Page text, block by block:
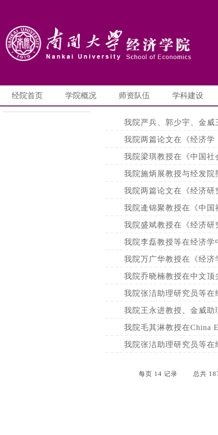
经院首页 学院概况 师资队伍 学科建设
我院严兵、郭少宇、金
我院两篇论文在《经济
我院梁琪教授在《中国社
我院施炳展教授与经发
我院两篇论文在《经济研
我院逄锦聚教授在《中
我院盛斌教授在《经济研
我院李磊教授等在经济
我院万广华教授在《经
我院乔晓楠教授在中文
我院张洁助理研究员等
我院王永进教授、金威
我院毛其淋教授在China
我院张洁助理研究员等
每页 14 记录 总共